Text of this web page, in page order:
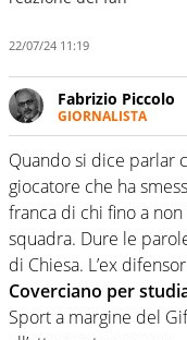
22/07/24 11:19
Fabrizio Piccolo
GIORNALISTA
Nella sua
sportive e
competenza,
prevalentemente
Quando si dice parlar
giocatore che ha
franca di chi fino a
squadra. Dure le
di Chiesa. L’ex
Coverciano per
Sport a margine del